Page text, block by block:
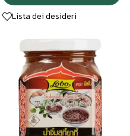
Lista dei desideri